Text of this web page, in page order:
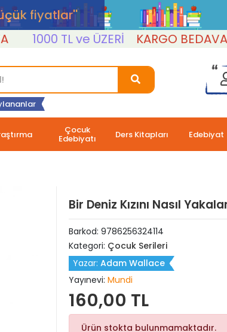
küçük fiyatlar''
1000 TL ve ÜZERİ KARGO BEDAVA
Çocuk
Edebiyatı Ders Kitapları Edebiyat
Bir Deniz Kızını Nasıl
Barkod: 9786256324114
Kategori: Çocuk Serileri
Yazar: Adam Wallace
Yayınevi: Mundi
160,00 TL
Ürün stokta bulunmamaktadır.